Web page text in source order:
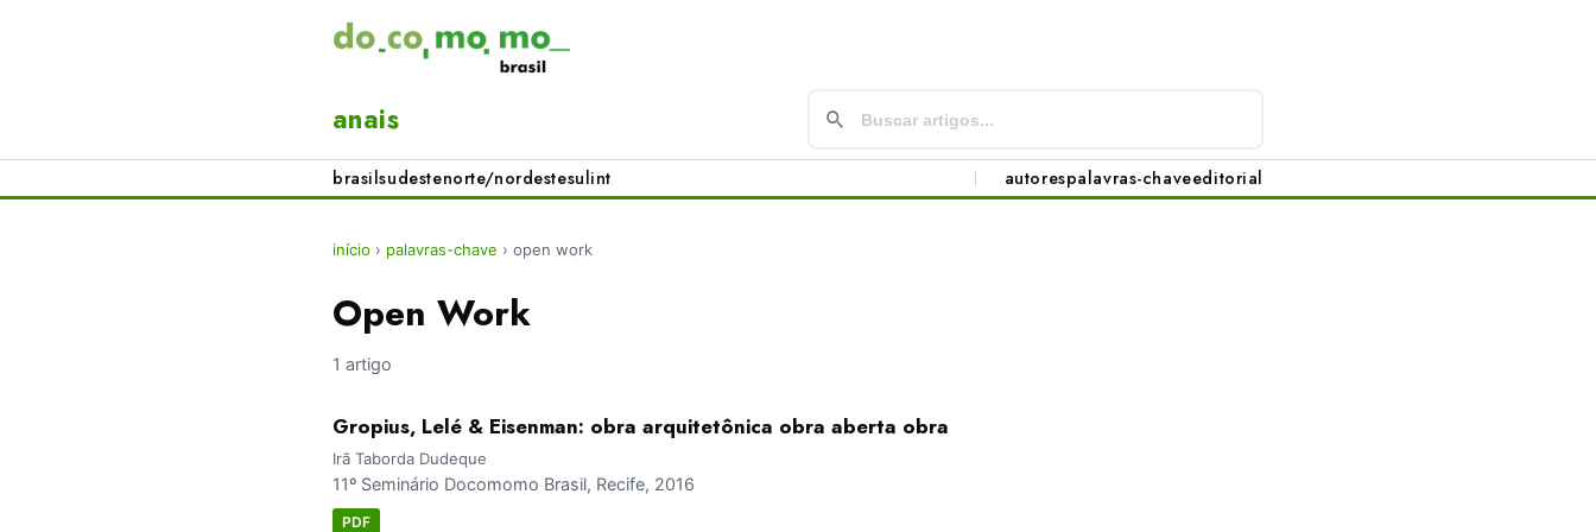
anais
brasilsudestenorte/nordestesulint autorespalavras-chaveeditorial
início › palavras-chave › open work
Open Work
1 artigo
Gropius, Lelé & Eisenman: obra arquitetônica obra aberta obra
Irã Taborda Dudeque
11º Seminário Docomomo Brasil, Recife, 2016
PDF